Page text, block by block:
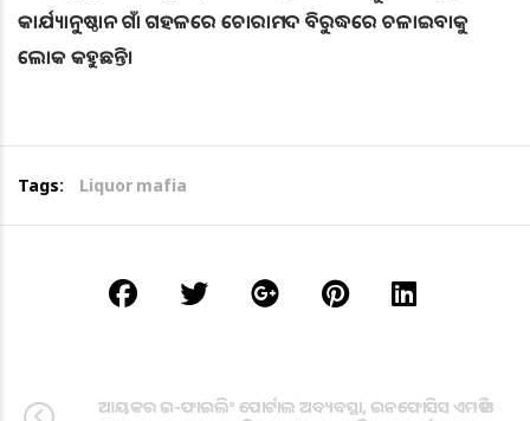
କାର୍ଯ୍ୟାନୁଷ୍ଠାନ ଗାଁ ଗହଳରେ ଚୋରାମଦ ବିରୁଦ୍ଧରେ ଚଳାଇବାକୁ
ଲୋକ କହୁଛନ୍ତି।
Tags: Liquor mafia
ଆୟକର ଇ-ଫାଇଲିଂ ପୋର୍ଟାଲ ଅବ୍ୟବସ୍ଥା, ଇନଫୋସିସ ଏମଡି ଓ